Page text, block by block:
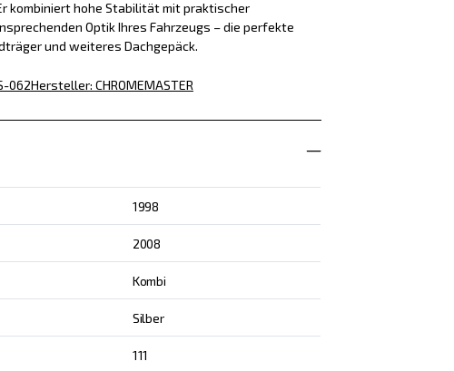
kombiniert hohe Stabilität mit praktischer
Optik Ihres Fahrzeugs – die perfekte
und weiteres Dachgepäck.
062Hersteller: CHROMEMASTER
1998
2008
Kombi
Silber
111